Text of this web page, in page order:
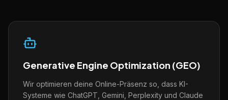
Generative Engine Optimization (GEO)
Wir optimieren deine Online-Präsenz so, dass KI-
Systeme wie ChatGPT, Gemini, Perplexity und Claude